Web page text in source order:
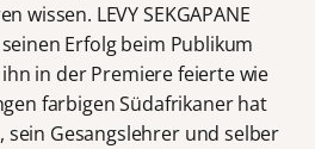
wissen. LEVY SEKGAPANE
Erfolg beim Publikum
in der Premiere feierte wie
farbigen Südafrikaner hat
sein Gesangslehrer und selber